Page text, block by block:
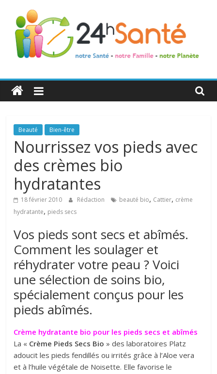
24h
Santé
La
santé
toute
famille
Beauté Bien-être
Nourrissez vos pieds avec
des crèmes bio
hydratantes
18 février 2010 Rédaction beauté bio, Cattier, crème
hydratante, pieds secs
Vos pieds sont secs et abîmés.
Comment les soulager et
réhydrater votre peau ? Voici
une sélection de soins bio,
spécialement conçus pour les
pieds abîmés.
Crème hydratante bio pour les pieds secs et abîmés
La « Crème Pieds Secs Bio » des laboratoires Platz
adoucit les pieds fendillés ou irrités grâce à l’Aloe vera
et à l’huile végétale de Noisette. Elle favorise le